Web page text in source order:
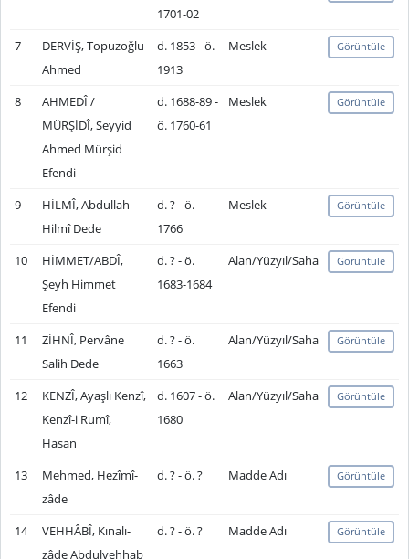
1701-02
7
DERVİŞ, Topuzoğlu
Ahmed
d. 1853 - ö.
1913
Meslek Görüntüle
8
AHMEDÎ /
MÜRŞİDÎ, Seyyid
Ahmed Mürşid
Efendi
d. 1688-89 -
ö. 1760-61
Meslek Görüntüle
9
HİLMÎ, Abdullah
Hilmî Dede
d. ? - ö.
1766
Meslek Görüntüle
10
HİMMET/ABDÎ,
Şeyh Himmet
Efendi
d. ? - ö.
1683-1684
Alan/Yüzyıl/Saha Görüntüle
11
ZİHNÎ, Pervâne
Salih Dede
d. ? - ö.
1663
Alan/Yüzyıl/Saha Görüntüle
12
KENZÎ, Ayaşlı Kenzî,
Kenzî-i Rumî,
Hasan
d. 1607 - ö.
1680
Alan/Yüzyıl/Saha Görüntüle
13
Mehmed, Hezîmî-
zâde
d. ? - ö. ? Madde Adı Görüntüle
14
VEHHÂBÎ, Kınalı-
zâde Abdulvehhab
d. ? - ö. ? Madde Adı Görüntüle